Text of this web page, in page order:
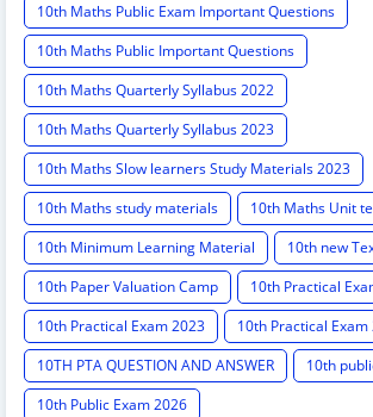
10th Maths Public Exam Important Questions
10th Maths Public Important Questions
10th Maths Quarterly Syllabus 2022
10th Maths Quarterly Syllabus 2023
10th Maths Slow learners Study Materials 2023
10th Maths study materials
10th Maths Unit
10th Minimum Learning Material
10th new
10th Paper Valuation Camp
10th Practical
10th Practical Exam 2023
10th Practical Exam
10TH PTA QUESTION AND ANSWER
10th
10th Public Exam 2026